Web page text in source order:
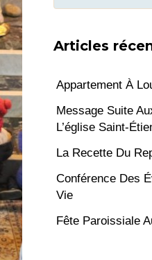
Articles
Appartement À
Message Suite
L’église Saint-
La Recette Du
Conférence Des
Vie
Fête Paroissiale